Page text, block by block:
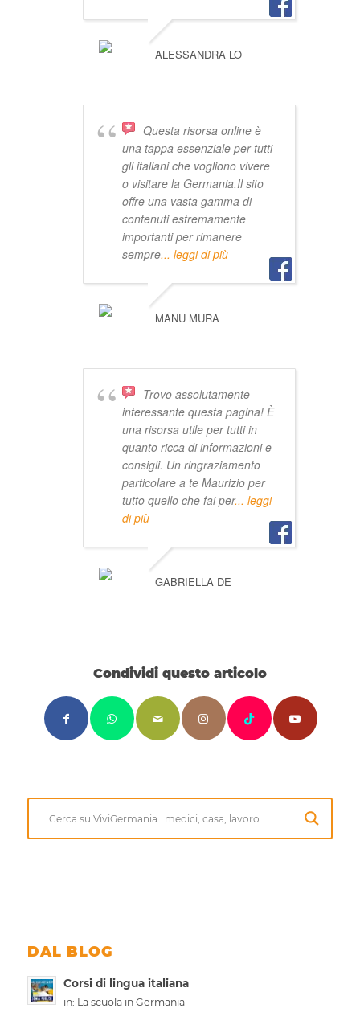
ALESSANDRA LO
Questa risorsa online è
una tappa essenziale per tutti
gli italiani che vogliono vivere
o visitare la Germania.Il sito
offre una vasta gamma di
contenuti estremamente
importanti per rimanere
sempre... leggi di più
MANU MURA
Trovo assolutamente
interessante questa pagina! È
una risorsa utile per tutti in
quanto ricca di informazioni e
consigli. Un ringraziamento
particolare a te Maurizio per
tutto quello che fai per... leggi
di più
GABRIELLA DE
Condividi questo articolo
DAL BLOG
Corsi di lingua italiana
in: La scuola in Germania